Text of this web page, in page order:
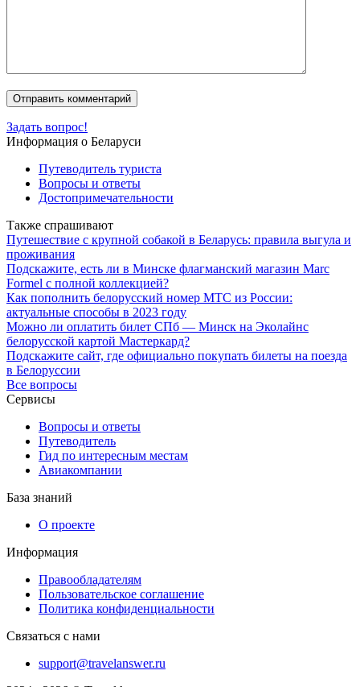
Задать вопрос!
Информация о Беларуси
Путеводитель туриста
Вопросы и ответы
Достопримечательности
Также спрашивают
Путешествие с крупной собакой в Беларусь: правила выгула и
проживания
Подскажите, есть ли в Минске флагманский магазин Marc
Formel с полной коллекцией?
Как пополнить белорусский номер МТС из России:
актуальные способы в 2023 году
Можно ли оплатить билет СПб — Минск на Эколайнс
белорусской картой Мастеркард?
Подскажите сайт, где официально покупать билеты на поезда
в Белоруссии
Все вопросы
Сервисы
Вопросы и ответы
Путеводитель
Гид по интересным местам
Авиакомпании
База знаний
О проекте
Информация
Правообладателям
Пользовательское соглашение
Политика конфиденциальности
Связаться с нами
support@travelanswer.ru